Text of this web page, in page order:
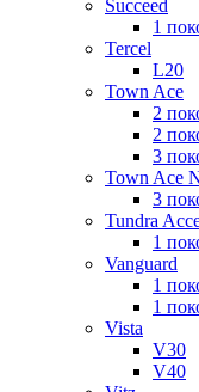
Succeed
1
Tercel
L20
Town Ace
2
2
3
Town Ace
3
Tundra
1
Vanguard
1
1
Vista
V30
V40